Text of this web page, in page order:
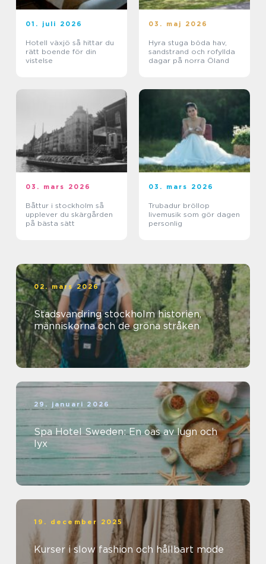
01. juli 2026
Hotell växjö så hittar du
rätt boende för din
vistelse
03. maj 2026
Hyra stuga böda hav,
sandstrand och rofyllda
dagar på norra Öland
03. mars 2026
Båttur i stockholm så
upplever du skärgården
på bästa sätt
03. mars 2026
Trubadur bröllop
livemusik som gör dagen
personlig
02. mars 2026
Stadsvandring stockholm historien,
människorna och de gröna stråken
29. januari 2026
Spa Hotel Sweden: En oas av lugn och
lyx
19. december 2025
Kurser i slow fashion och hållbart mode